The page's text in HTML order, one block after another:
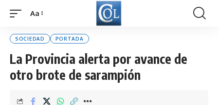
Font
Aa
SOCIEDAD PORTADA
La Provincia alerta por avance de
otro brote de sarampión